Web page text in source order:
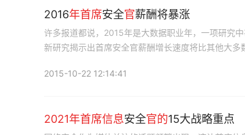
2016年首席安全官薪酬将暴涨
许多报道都说，2015年是大数据职业年，一项研究
新研究揭示出首席安全官薪酬增长速度将比其他大多
2015-10-22 12:14:41
2021年首席信息安全官的15大战略重点